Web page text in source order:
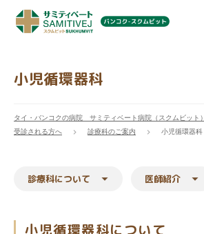
小児循環器科
タイ・バンコクの病院 サミティベート病院（スクムビット）
受診される方へ
診療科のご案内 小児循環器科
診療科について 医師紹介
小児循環器科について